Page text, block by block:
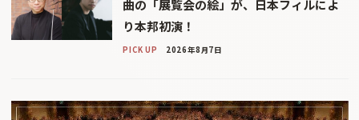
曲の「展覧会の絵」が、日本フィルによ
り本邦初演！
PICK UP 2026年8月7日